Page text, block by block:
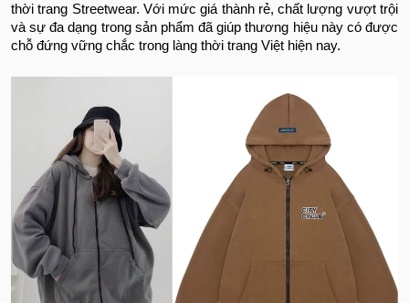
thời trang Streetwear. Với mức giá thành rẻ, chất lượng vượt trội
và sự đa dạng trong sản phẩm đã giúp thương hiệu này có được
chỗ đứng vững chắc trong làng thời trang Việt hiện nay.